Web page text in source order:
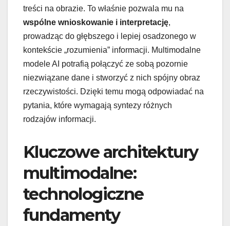
treści na obrazie. To właśnie pozwala mu na
wspólne wnioskowanie i interpretację,
prowadząc do głębszego i lepiej osadzonego w
kontekście „rozumienia” informacji. Multimodalne
modele AI potrafią połączyć ze sobą pozornie
niezwiązane dane i stworzyć z nich spójny obraz
rzeczywistości. Dzięki temu mogą odpowiadać na
pytania, które wymagają syntezy różnych
rodzajów informacji.
Kluczowe architektury
multimodalne:
technologiczne
fundamenty